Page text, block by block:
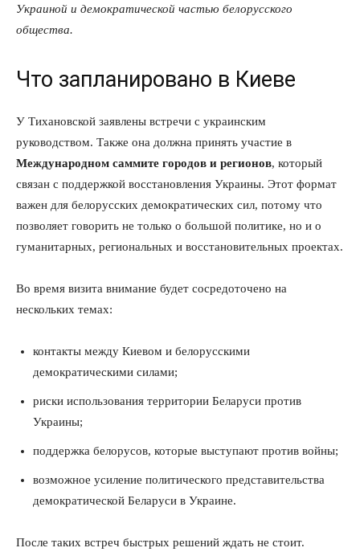
Украиной и демократической частью белорусского
общества.
Что запланировано в Киеве
У Тихановской заявлены встречи с украинским
руководством. Также она должна принять участие в
Международном саммите городов и регионов, который
связан с поддержкой восстановления Украины. Этот формат
важен для белорусских демократических сил, потому что
позволяет говорить не только о большой политике, но и о
гуманитарных, региональных и восстановительных проектах.
Во время визита внимание будет сосредоточено на
нескольких темах:
контакты между Киевом и белорусскими
демократическими силами;
риски использования территории Беларуси против
Украины;
поддержка белорусов, которые выступают против войны;
возможное усиление политического представительства
демократической Беларуси в Украине.
После таких встреч быстрых решений ждать не стоит.